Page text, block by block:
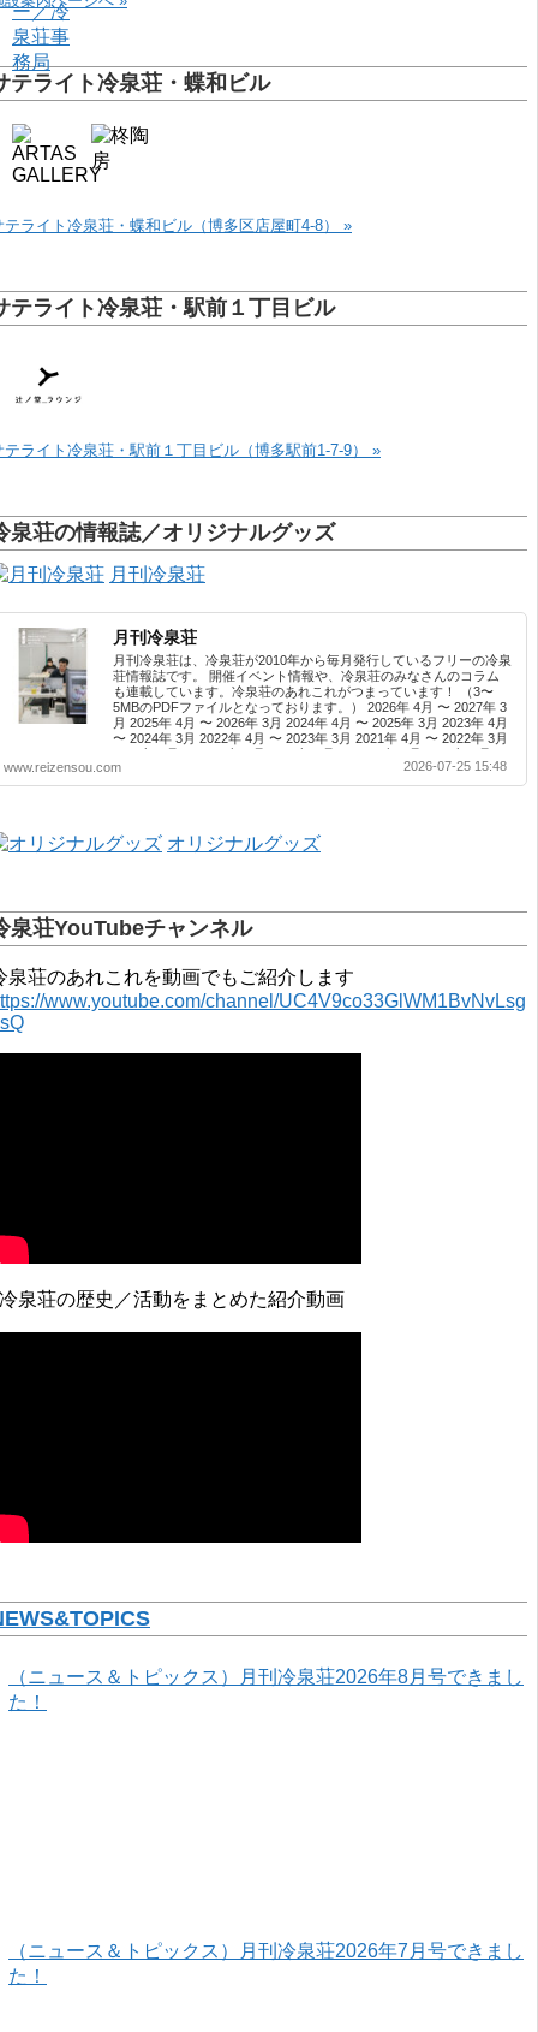
テライト冷泉荘・蝶和ビル
テライト冷泉荘・蝶和ビル（博多区店屋町4-8） »
テライト冷泉荘・駅前１丁目ビル
テライト冷泉荘・駅前１丁目ビル（博多駅前1-7-9） »
泉荘の情報誌／オリジナルグッズ
月刊冷泉荘
月刊冷泉荘
月刊冷泉荘は、冷泉荘が2010年から毎月発行しているフリーの冷泉
荘情報誌です。 開催イベント情報や、冷泉荘のみなさんのコラム
も連載しています。冷泉荘のあれこれがつまっています！ （3〜
5MBのPDFファイルとなっております。） 2026年 4月 〜 2027年 3
月 2025年 4月 〜 2026年 3月 2024年 4月 〜 2025年 3月 2023年 4月
〜 2024年 3月 2022年 4月 〜 2023年 3月 2021年 4月 〜 2022年 3月
2019年 3月 2017年 4月 〜 2018年 3月 2016年 4月 〜 2017年 3月
2015年 4月 〜 2016年 3月 2014年 4月 〜 2015年 3月 2013...
www.reizensou.com 2026-07-25 15:48
オリジナルグッズ
泉荘YouTubeチャンネル
泉荘のあれこれを動画でもご紹介します
www.youtube.com/channel/UC4V9co33GlWM1BvNvLsg
泉荘の歴史／活動をまとめた紹介動画
（ニュース＆トピックス）月刊冷泉荘2026年8月号できまし
た！
（ニュース＆トピックス）月刊冷泉荘2026年7月号できまし
た！